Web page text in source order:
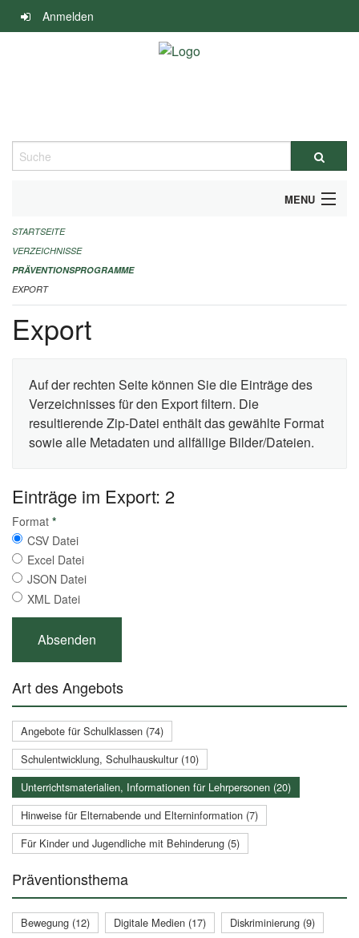
Navigation
überspringen
Anmelden
Suche
MENU
DURCHFÜHRUNG UND FINANZIERUNG
IMPRESSUM
STARTSEITE
VERZEICHNISSE
PRÄVENTIONSPROGRAMME
EXPORT
Export
Auf der rechten Seite können Sie die Einträge des
Verzeichnisses für den Export filtern. Die
resultierende Zip-Datei enthält das gewählte Format
sowie alle Metadaten und allfällige Bilder/Dateien.
Einträge im Export: 2
Format *
CSV Datei
Excel Datei
JSON Datei
XML Datei
Art des Angebots
Angebote für Schulklassen (74)
Schulentwicklung, Schulhauskultur (10)
Unterrichtsmaterialien, Informationen für Lehrpersonen (20)
Hinweise für Elternabende und Elterninformation (7)
Für Kinder und Jugendliche mit Behinderung (5)
Präventionsthema
Bewegung (12) Digitale Medien (17)
Diskriminierung (9)